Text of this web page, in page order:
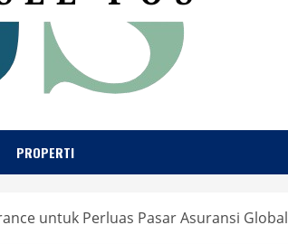
PROPERTI
untuk Perluas Pasar Asuransi Global